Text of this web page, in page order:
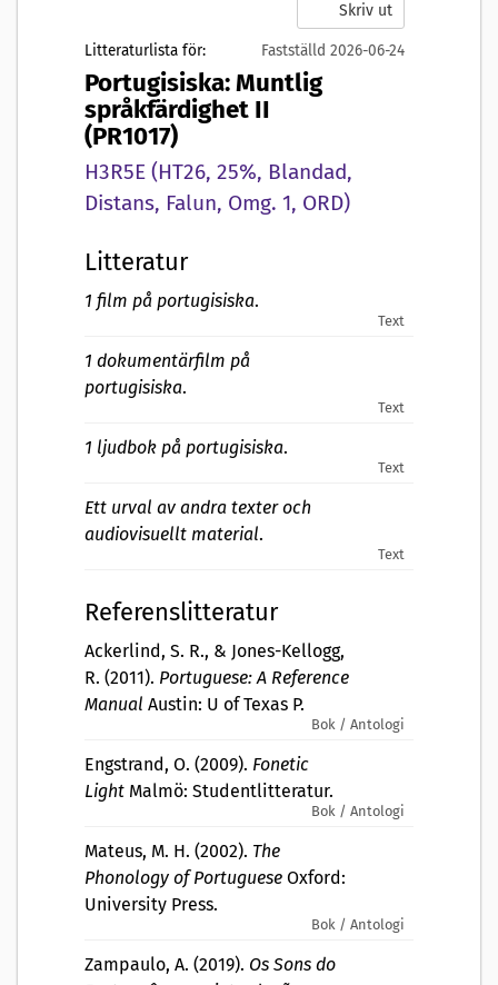
Skriv ut
Litteraturlista för: Fastställd 2026-06-24
Portugisiska: Muntlig
språkfärdighet II
(PR1017)
H3R5E (HT26, 25%, Blandad,
Distans, Falun, Omg. 1, ORD)
Litteratur
1 film på portugisiska.
Text
1 dokumentärfilm på
portugisiska.
Text
1 ljudbok på portugisiska.
Text
Ett urval av andra texter och
audiovisuellt material.
Text
Referenslitteratur
Ackerlind, S. R., & Jones-Kellogg,
R. (2011). Portuguese: A Reference
Manual Austin: U of Texas P.
Bok / Antologi
Engstrand, O. (2009). Fonetic
Light Malmö: Studentlitteratur.
Bok / Antologi
Mateus, M. H. (2002). The
Phonology of Portuguese Oxford:
University Press.
Bok / Antologi
Zampaulo, A. (2019). Os Sons do